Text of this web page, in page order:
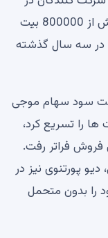
صنعت تبدیل شد. این شرکت که دارای بیش از 800000 بیت
در سه سال گذشته
پرداخت سود سهام موجی
را تسریع کرد،
از اندازه این فروش فراتر رفت.
پورتنوی نیز در
را بدون متحمل